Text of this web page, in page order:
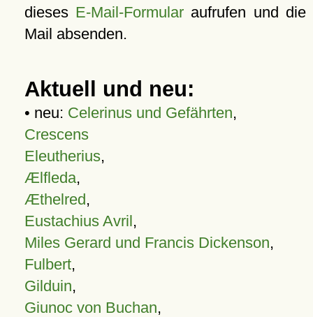
dieses E-Mail-Formular aufrufen und die
Mail absenden.
Aktuell und neu:
• neu: Celerinus und Gefährten,
Crescens
Eleutherius,
Ælfleda,
Æthelred,
Eustachius Avril,
Miles Gerard und Francis Dickenson,
Fulbert,
Gilduin,
Giunoc von Buchan,